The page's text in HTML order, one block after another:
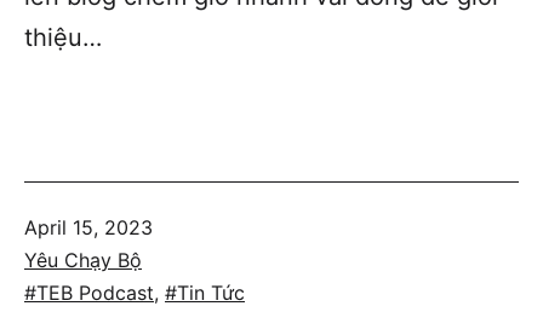
thiệu…
Published
April 15, 2023
Categorized
as
Yêu Chạy Bộ
Tagged
TEB Podcast, Tin Tức